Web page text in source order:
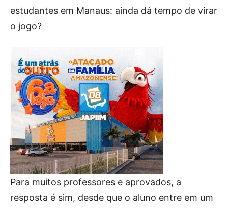
estudantes em Manaus: ainda dá tempo de virar
o jogo?
Para muitos professores e aprovados, a
resposta é sim, desde que o aluno entre em um